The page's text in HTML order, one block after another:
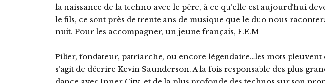
la naissance de la techno avec le père, à ce qu’elle est aujourd’hui
le fils, ce sont près de trente ans de musique que le duo nous
nuit. Pour les accompagner, un jeune français, F.E.M.
Pilier, fondateur, patriarche, ou encore légendaire…les mots pleuvent
s’agit de décrire Kevin Saunderson. A la fois responsable des plus